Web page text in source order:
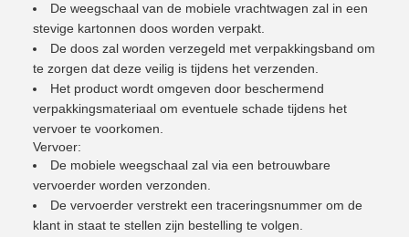
De weegschaal van de mobiele vrachtwagen zal in een
stevige kartonnen doos worden verpakt.
De doos zal worden verzegeld met verpakkingsband om
te zorgen dat deze veilig is tijdens het verzenden.
Het product wordt omgeven door beschermend
verpakkingsmateriaal om eventuele schade tijdens het
vervoer te voorkomen.
Vervoer:
De mobiele weegschaal zal via een betrouwbare
vervoerder worden verzonden.
De vervoerder verstrekt een traceringsnummer om de
klant in staat te stellen zijn bestelling te volgen.